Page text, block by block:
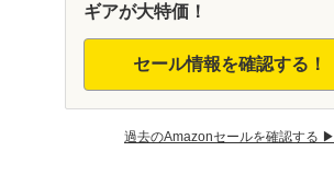
ギアが大特価！
セール情報を確認する！
過去のAmazonセールを確認する ▶︎